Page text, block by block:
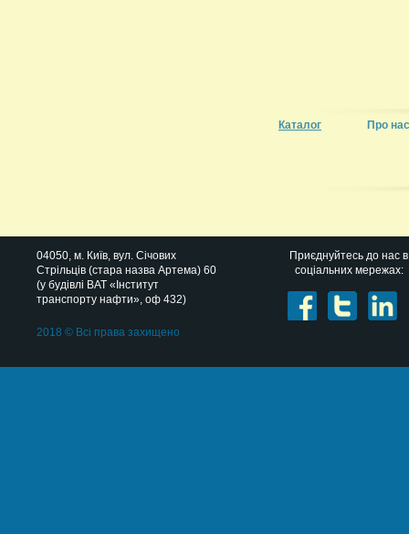
Каталог Про нас
04050, м. Київ, вул. Січових
Стрільців (стара назва Артема) 60
(у будівлі ВАТ «Інститут
транспорту нафти», оф 432)
2018 © Всі права захищено
Приєднуйтесь до нас в
соціальних мережах: